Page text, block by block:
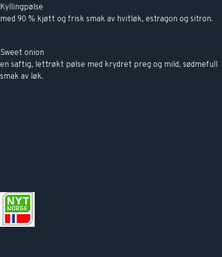
Kyllingpølse
med 90 % kjøtt og frisk smak av hvitløk, estragon og sitron.
Sweet onion
en saftig, lettrøkt pølse med krydret preg og mild, sødmefull
smak av løk.